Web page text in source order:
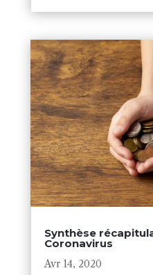
Synthèse
Coronavirus
Avr 14, 2020